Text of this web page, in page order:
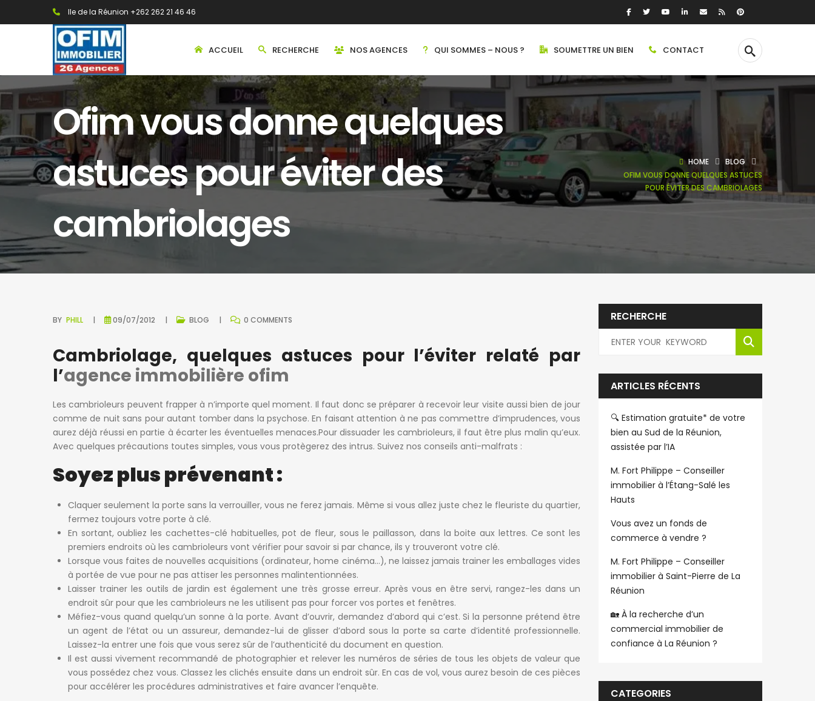
Ile de la Réunion +262 262 21 46 46
ACCUEIL RECHERCHE NOS AGENCES QUI SOMMES – NOUS ? SOUMETTRE UN BIEN CONTACT
Ofim vous donne quelques
astuces pour éviter des
cambriolages
HOME
BLOG
OFIM VOUS DONNE QUELQUES ASTUCES
POUR ÉVITER DES CAMBRIOLAGES
BY PHILL 09/07/2012 BLOG 0 COMMENTS
Cambriolage, quelques astuces pour l’éviter relaté par
l’agence immobilière ofim
Les cambrioleurs peuvent frapper à n’importe quel moment. Il faut donc se préparer à recevoir leur visite aussi bien de jour
comme de nuit sans pour autant tomber dans la psychose. En faisant attention à ne pas commettre d’imprudences, vous
aurez déjà réussi en partie à écarter les éventuelles menaces.Pour dissuader les cambrioleurs, il faut être plus malin qu’eux.
Avec quelques précautions toutes simples, vous vous protègerez des intrus. Suivez nos conseils anti-malfrats :
Soyez plus prévenant :
Claquer seulement la porte sans la verrouiller, vous ne ferez jamais. Même si vous allez juste chez le fleuriste du quartier,
fermez toujours votre porte à clé.
En sortant, oubliez les cachettes-clé habituelles, pot de fleur, sous le paillasson, dans la boite aux lettres. Ce sont les
premiers endroits où les cambrioleurs vont vérifier pour savoir si par chance, ils y trouveront votre clé.
Lorsque vous faites de nouvelles acquisitions (ordinateur, home cinéma…), ne laissez jamais trainer les emballages vides
à portée de vue pour ne pas attiser les personnes malintentionnées.
Laisser trainer les outils dejardin est également une très grosse erreur. Après vous en être servi, rangez-les dans un
endroit sûr pour que les cambrioleurs ne les utilisent pas pour forcer vos portes et fenêtres.
Méfiez-vous quand quelqu’un sonne à laporte. Avant d’ouvrir, demandez d’abord qui c’est. Si la personne prétend être
un agent de l’état ou un assureur, demandez-lui de glisser d’abord sous la porte sa carte d’identité professionnelle.
Laissez-la entrer une fois que vous serez sûr de l’authenticité du document en question.
Il est aussi vivement recommandé de photographier et relever les numéros de séries de tous les objets de valeur que
vous possédez chez vous. Classez les clichés ensuite dans un endroit sûr. En cas de vol, vous aurez besoin de ces pièces
pour accélérer les procédures administratives et faire avancer l’enquête.
RECHERCHE
ARTICLES RÉCENTS
🔍 Estimation gratuite* de votre
bien au Sud de la Réunion,
assistée par l’IA
M. Fort Philippe – Conseiller
immobilier à l’Étang-Salé les
Hauts
Vous avez un fonds de
commerce à vendre ?
M. Fort Philippe – Conseiller
immobilier à Saint-Pierre de La
Réunion
🏡 À la recherche d’un
commercial immobilier de
confiance à La Réunion ?
CATEGORIES